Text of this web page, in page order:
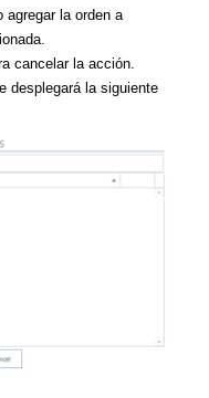
agregar la orden a
cancelar la acción.
desplegará la siguiente